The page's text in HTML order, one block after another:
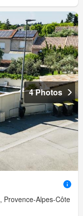
4 Photos
Provence-Alpes-Côte